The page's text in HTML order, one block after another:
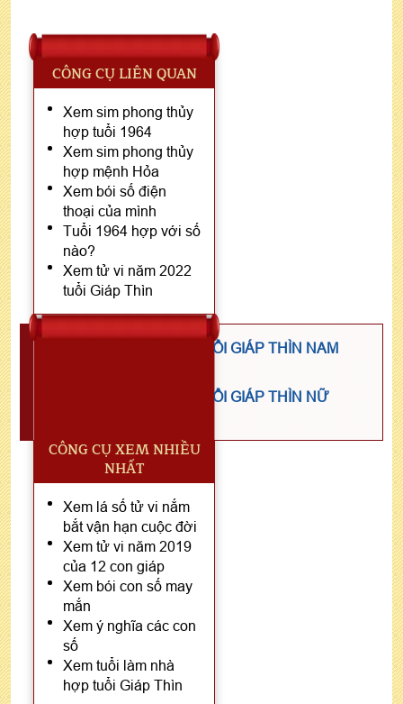
CÔNG CỤ LIÊN QUAN
Xem sim phong thủy
hợp tuổi 1964
Xem sim phong thủy
hợp mệnh Hỏa
Xem bói số điện
thoại của mình
Tuổi 1964 hợp với số
nào?
Xem tử vi năm 2022
tuổi Giáp Thìn
TỬ VI NĂM 2024 TUỔI GIÁP THÌN NAM
TỬ VI NĂM 2024 TUỔI GIÁP THÌN NỮ
CÔNG CỤ XEM NHIỀU
NHẤT
Xem lá số tử vi nắm
bắt vận hạn cuộc đời
Xem tử vi năm 2019
của 12 con giáp
Xem bói con số may
mắn
Xem ý nghĩa các con
số
Xem tuổi làm nhà
hợp tuổi Giáp Thìn